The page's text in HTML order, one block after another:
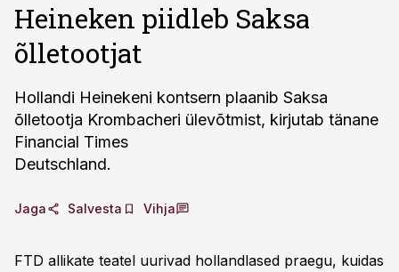
Heineken piidleb Saksa
õlletootjat
Hollandi Heinekeni kontsern plaanib Saksa
õlletootja Krombacheri ülevõtmist, kirjutab tänane
Financial Times
Deutschland.
Jaga Salvesta Vihja
FTD allikate teatel uurivad hollandlased praegu, kuidas